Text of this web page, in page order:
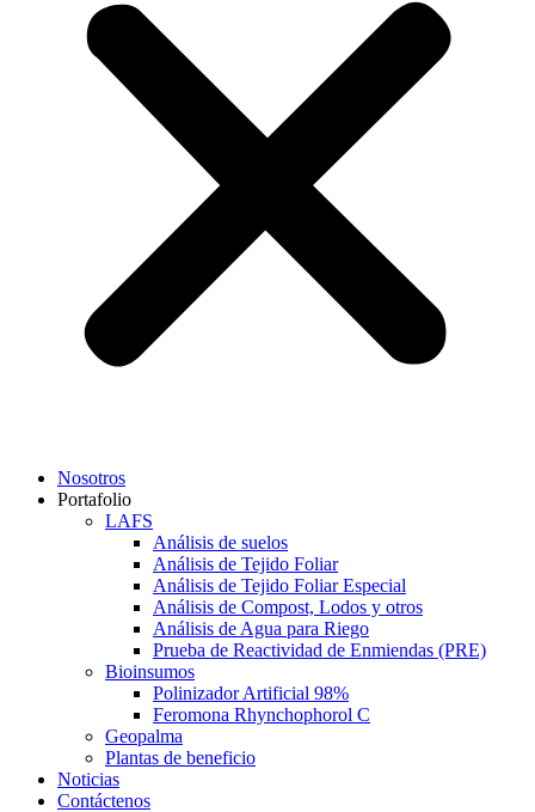
Nosotros
Portafolio
LAFS
Análisis de suelos
Análisis de Tejido Foliar
Análisis de Tejido Foliar Especial
Análisis de Compost, Lodos y otros
Análisis de Agua para Riego
Prueba de Reactividad de Enmiendas (PRE)
Bioinsumos
Polinizador Artificial 98%
Feromona Rhynchophorol C
Geopalma
Plantas de beneficio
Noticias
Contáctenos